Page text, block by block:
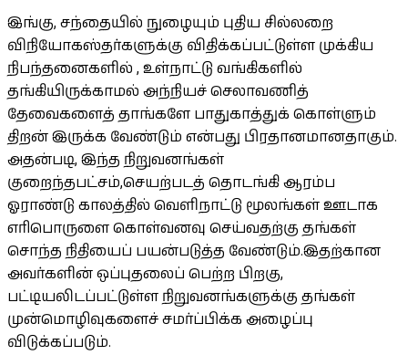
இங்கு, சந்தையில் நுழையும் புதிய சில்லறை
விநியோகஸ்தர்களுக்கு விதிக்கப்பட்டுள்ள முக்கிய
நிபந்தனைகளில் , உள்நாட்டு வங்கிகளில்
தங்கியிருக்காமல் அந்நியச் செலாவணித்
தேவைகளைத் தாங்களே பாதுகாத்துக் கொள்ளும்
திறன் இருக்க வேண்டும் என்பது பிரதானமானதாகும்.
அதன்படி, இந்த நிறுவனங்கள்
குறைந்தபட்சம்,செயற்படத் தொடங்கி ஆரம்ப
ஓராண்டு காலத்தில் வெளிநாட்டு மூலங்கள் ஊடாக
எரிபொருளை கொள்வனவு செய்வதற்கு தங்கள்
சொந்த நிதியைப் பயன்படுத்த வேண்டும்.இதற்கான
அவர்களின் ஒப்புதலைப் பெற்ற பிறகு,
பட்டியலிடப்பட்டுள்ள நிறுவனங்களுக்கு தங்கள்
முன்மொழிவுகளைச் சமர்ப்பிக்க அழைப்பு
விடுக்கப்படும்.